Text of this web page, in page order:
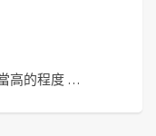
高的程度 …